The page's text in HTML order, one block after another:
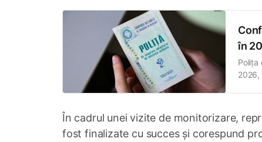
în
Polița
2026,
În cadrul unei vizite de monitorizare,
fost finalizate cu succes și corespund